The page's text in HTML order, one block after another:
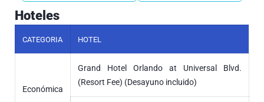
Hoteles
CATEGORIA HOTEL
Económica
Grand Hotel Orlando at Universal Blvd.
(Resort Fee) (Desayuno incluido)